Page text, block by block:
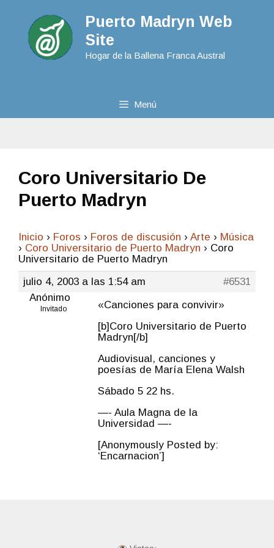
Puerto Madryn Web
Site
Hogar de la Ballena Franca Austral
Menú
Coro Universitario De
Puerto Madryn
Inicio › Foros › Foros de discusión › Arte › Música
› Coro Universitario de Puerto Madryn › Coro
Universitario de Puerto Madryn
julio 4, 2003 a las 1:54 am
#6531
Anónimo
Invitado
«Canciones para convivir»
[b]Coro Universitario de Puerto
Madryn[/b]
Audiovisual, canciones y
poesías de María Elena Walsh
Sábado 5 22 hs.
—- Aula Magna de la
Universidad —-
[Anonymously Posted by:
‘Encarnacion’]